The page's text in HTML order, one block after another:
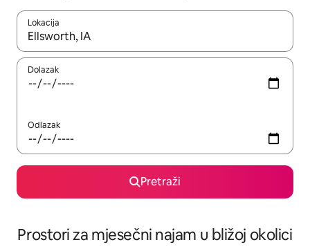
Lokacija
Kada budu dostupni rezultati, moći ćete ih pregledati
Dolazak
Odlazak
Pretraži
Prostori za mjesečni najam u bližoj okolici